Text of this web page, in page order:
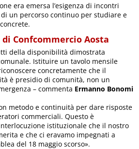
era emersa l’esigenza di incontri
un percorso continuo per studiare e
Confcommercio Aosta
della disponibilità dimostrata
Istituire un tavolo mensile
concretamente che il
è presidio di comunità, non un
– commenta Ermanno Bonomi
metodo e continuità per dare risposte
commerciali. Questo è
istituzionale che il nostro
e che ci eravamo impegnati a
del 18 maggio scorso».